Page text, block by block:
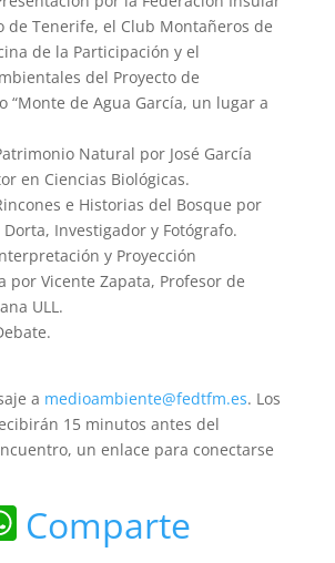
de Tenerife, el Club Montañeros de
de la Participación y el
del Proyecto de
“Monte de Agua García, un lugar a
Natural por José García
en Ciencias Biológicas.
e Historias del Bosque por
Investigador y Fotógrafo.
y Proyección
por Vicente Zapata, Profesor de
ULL.
a medioambiente@fedtfm.es. Los
15 minutos antes del
un enlace para conectarse
W
Comparte